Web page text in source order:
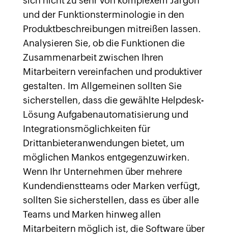
und der Funktionsterminologie in den
Produktbeschreibungen mitreißen lassen.
Analysieren Sie, ob die Funktionen die
Zusammenarbeit zwischen Ihren
Mitarbeitern vereinfachen und produktiver
gestalten. Im Allgemeinen sollten Sie
sicherstellen, dass die gewählte Helpdesk-
Lösung Aufgabenautomatisierung und
Integrationsmöglichkeiten für
Drittanbieteranwendungen bietet, um
möglichen Mankos entgegenzuwirken.
Wenn Ihr Unternehmen über mehrere
Kundendienstteams oder Marken verfügt,
sollten Sie sicherstellen, dass es über alle
Teams und Marken hinweg allen
Mitarbeitern möglich ist, die Software über